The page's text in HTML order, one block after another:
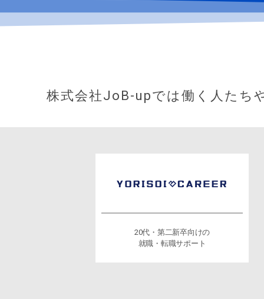
株式会社JoB-upでは働く人たち
20代・第二新卒向けの
就職・転職サポート